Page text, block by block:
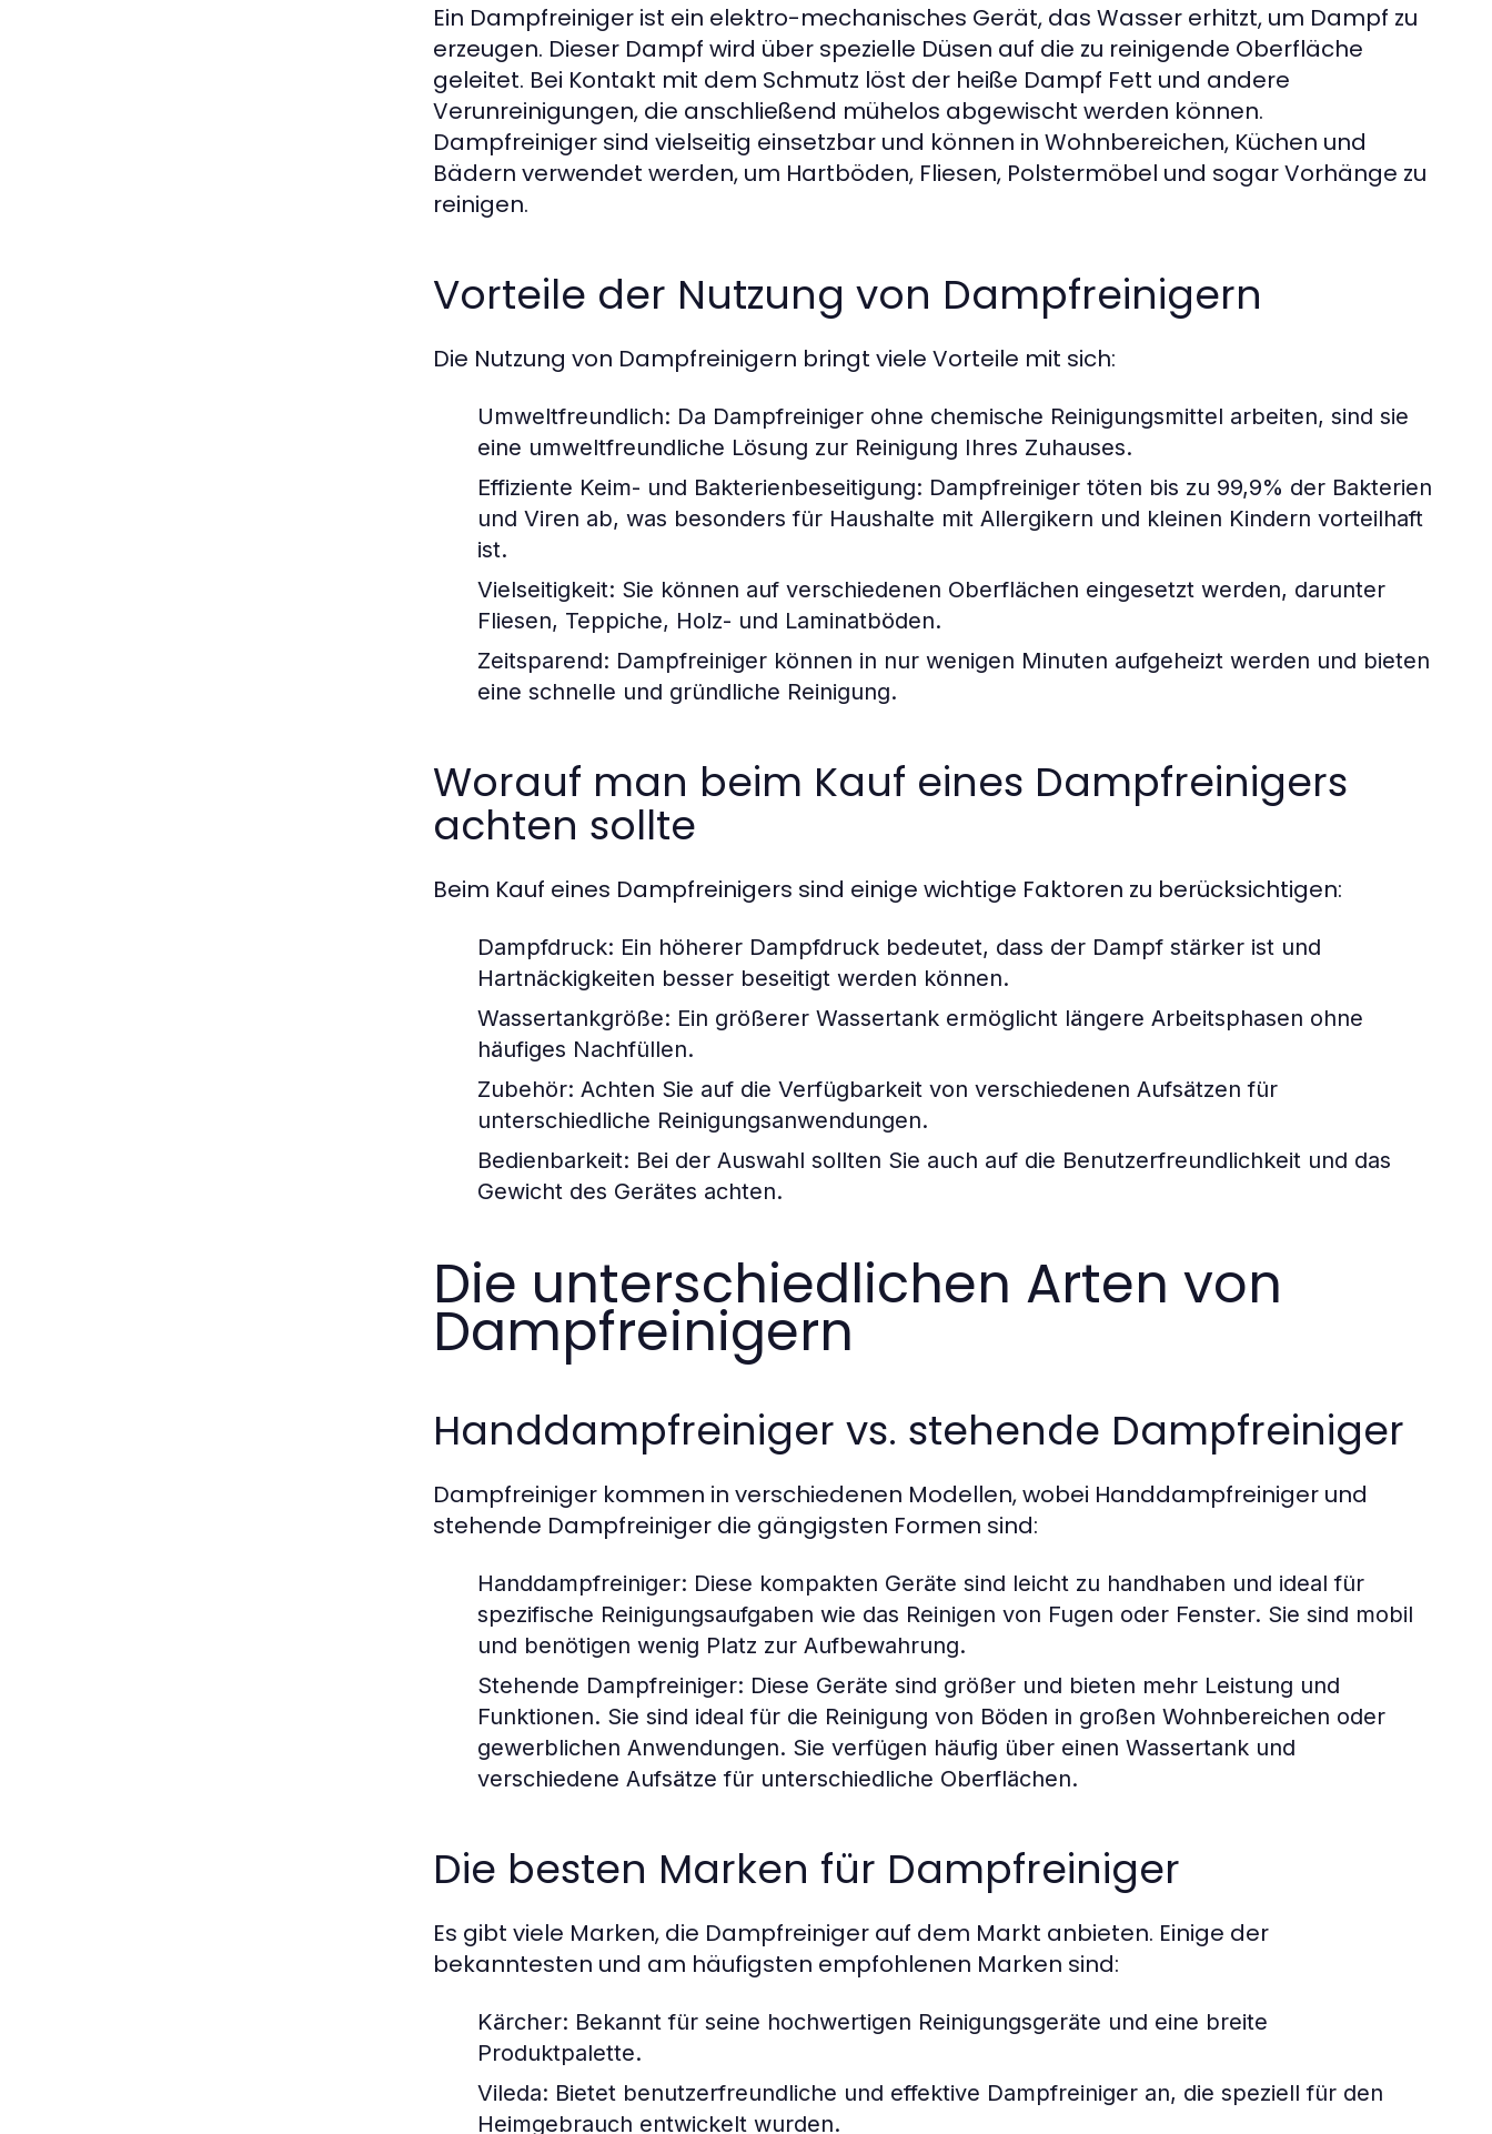
Ein Dampfreiniger ist ein elektro-mechanisches Gerät, das Wasser erhitzt, um Dampf zu
erzeugen. Dieser Dampf wird über spezielle Düsen auf die zu reinigende Oberfläche
geleitet. Bei Kontakt mit dem Schmutz löst der heiße Dampf Fett und andere
Verunreinigungen, die anschließend mühelos abgewischt werden können.
Dampfreiniger sind vielseitig einsetzbar und können in Wohnbereichen, Küchen und
Bädern verwendet werden, um Hartböden, Fliesen, Polstermöbel und sogar Vorhänge zu
reinigen.
Vorteile der Nutzung von Dampfreinigern
Die Nutzung von Dampfreinigern bringt viele Vorteile mit sich:
Umweltfreundlich: Da Dampfreiniger ohne chemische Reinigungsmittel arbeiten, sind sie
eine umweltfreundliche Lösung zur Reinigung Ihres Zuhauses.
Effiziente Keim- und Bakterienbeseitigung: Dampfreiniger töten bis zu 99,9% der Bakterien
und Viren ab, was besonders für Haushalte mit Allergikern und kleinen Kindern vorteilhaft
ist.
Vielseitigkeit: Sie können auf verschiedenen Oberflächen eingesetzt werden, darunter
Fliesen, Teppiche, Holz- und Laminatböden.
Zeitsparend: Dampfreiniger können in nur wenigen Minuten aufgeheizt werden und bieten
eine schnelle und gründliche Reinigung.
Worauf man beim Kauf eines Dampfreinigers
achten sollte
Beim Kauf eines Dampfreinigers sind einige wichtige Faktoren zu berücksichtigen:
Dampfdruck: Ein höherer Dampfdruck bedeutet, dass der Dampf stärker ist und
Hartnäckigkeiten besser beseitigt werden können.
Wassertankgröße: Ein größerer Wassertank ermöglicht längere Arbeitsphasen ohne
häufiges Nachfüllen.
Zubehör: Achten Sie auf die Verfügbarkeit von verschiedenen Aufsätzen für
unterschiedliche Reinigungsanwendungen.
Bedienbarkeit: Bei der Auswahl sollten Sie auch auf die Benutzerfreundlichkeit und das
Gewicht des Gerätes achten.
Die unterschiedlichen Arten von
Dampfreinigern
Handdampfreiniger vs. stehende Dampfreiniger
Dampfreiniger kommen in verschiedenen Modellen, wobei Handdampfreiniger und
stehende Dampfreiniger die gängigsten Formen sind:
Handdampfreiniger: Diese kompakten Geräte sind leicht zu handhaben und ideal für
spezifische Reinigungsaufgaben wie das Reinigen von Fugen oder Fenster. Sie sind mobil
und benötigen wenig Platz zur Aufbewahrung.
Stehende Dampfreiniger: Diese Geräte sind größer und bieten mehr Leistung und
Funktionen. Sie sind ideal für die Reinigung von Böden in großen Wohnbereichen oder
gewerblichen Anwendungen. Sie verfügen häufig über einen Wassertank und
verschiedene Aufsätze für unterschiedliche Oberflächen.
Die besten Marken für Dampfreiniger
Es gibt viele Marken, die Dampfreiniger auf dem Markt anbieten. Einige der
bekanntesten und am häufigsten empfohlenen Marken sind:
Kärcher: Bekannt für seine hochwertigen Reinigungsgeräte und eine breite
Produktpalette.
Vileda: Bietet benutzerfreundliche und effektive Dampfreiniger an, die speziell für den
Heimgebrauch entwickelt wurden.